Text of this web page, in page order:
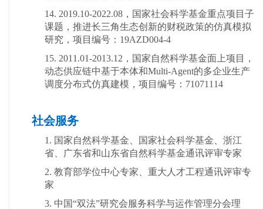
14. 2019.10-2022.08， 国家社会科学基金重点项目子
课题， 推进长三角生态创新的财税政策的仿真模拟
研究，项目编号：19AZD004-4
15. 2011.01-2013.12， 国家自然科学基金面上项目，
动态供应链中基于本体和Multi-Agent的多企业生产
调度分布式仿真建模，项目编号：71071114
社会服务
1. 国家自然科学基金、国家社会科学基金、浙江
省、广东省和山东省自然科学基金通讯评审专家
2. 教育部学位中心专家、重大人才工程通讯评审专
家
3. 中国“双法”研究会服务科学与运作管理分会理